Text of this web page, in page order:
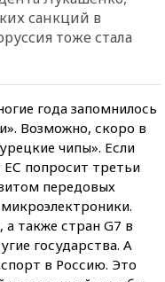
санкций в
тоже стала
года запомнилось
Возможно, скоро в
чипы». Если
попросит третьи
передовых
также стран G7 в
государства. А
в Россию. Это